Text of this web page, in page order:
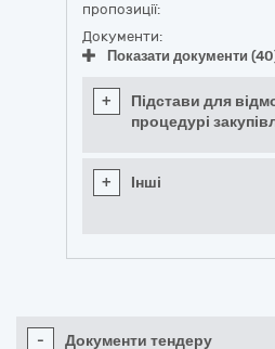
пропозиції:
Документи:
Показати документи
+
Підстави для
процедурі
+ Інші
- Документи тендеру